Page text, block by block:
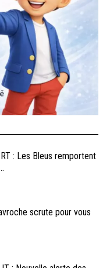
: Les Bleus remportent
scrute pour vous